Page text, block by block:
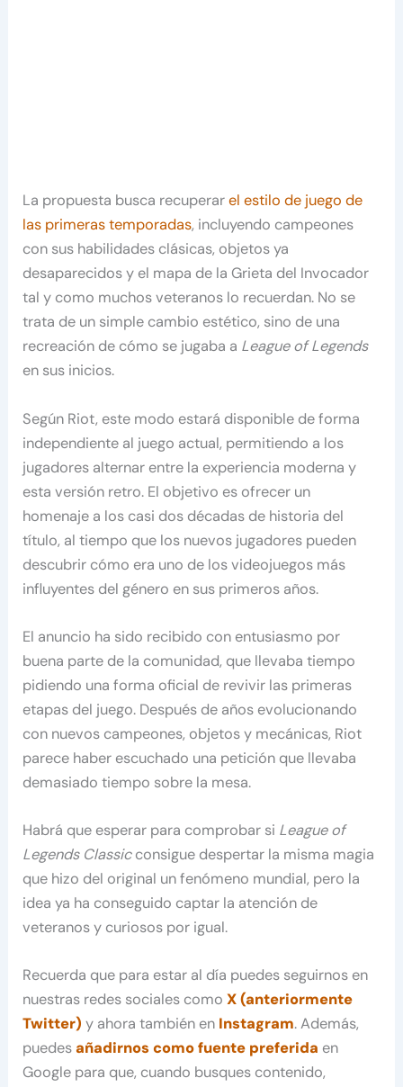
La propuesta busca recuperarel estilo de juego de
las primeras temporadas, incluyendo campeones
con sus habilidades clásicas, objetos ya
desaparecidos y el mapa de la Grieta del Invocador
tal y como muchos veteranos lo recuerdan. No se
trata de un simple cambio estético, sino de una
recreación de cómo se jugaba a League of Legends
en sus inicios.
Según Riot, este modo estará disponible de forma
independiente al juego actual, permitiendo a los
jugadores alternar entre la experiencia moderna y
esta versión retro. El objetivo es ofrecer un
homenaje a los casi dos décadas de historia del
título, al tiempo que los nuevos jugadores pueden
descubrir cómo era uno de los videojuegos más
influyentes del género en sus primeros años.
El anuncio ha sido recibido con entusiasmo por
buena parte de la comunidad, que llevaba tiempo
pidiendo una forma oficial de revivir las primeras
etapas del juego. Después de años evolucionando
con nuevos campeones, objetos y mecánicas, Riot
parece haber escuchado una petición que llevaba
demasiado tiempo sobre la mesa.
Habrá que esperar para comprobar si League of
Legends Classicconsigue despertar la misma magia
que hizo del original un fenómeno mundial, pero la
idea ya ha conseguido captar la atención de
veteranos y curiosos por igual.
Recuerda que para estar al día puedes seguirnos en
nuestras redes sociales comoX (anteriormente
Twitter) y ahora también en Instagram. Además,
puedesañadirnos como fuente preferida en
Google para que, cuando busques contenido,